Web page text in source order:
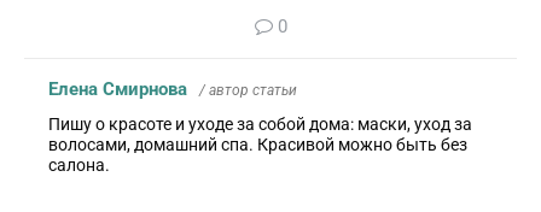
0
Елена Смирнова / автор статьи
Пишу о красоте и уходе за собой дома: маски, уход за
волосами, домашний спа. Красивой можно быть без
салона.